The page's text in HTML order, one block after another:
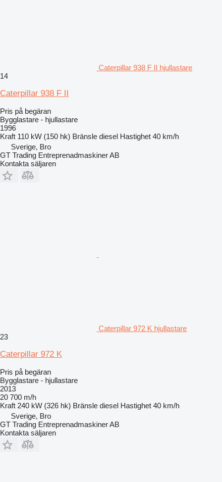
Caterpillar 938 F II hjullastare
14
Caterpillar 938 F II
Pris på begäran
Bygglastare - hjullastare
1996
Kraft 110 kW (150 hk) Bränsle diesel Hastighet 40 km/h
Sverige, Bro
GT Trading Entreprenadmaskiner AB
Kontakta säljaren
Caterpillar 972 K hjullastare
23
Caterpillar 972 K
Pris på begäran
Bygglastare - hjullastare
2013
20 700 m/h
Kraft 240 kW (326 hk) Bränsle diesel Hastighet 40 km/h
Sverige, Bro
GT Trading Entreprenadmaskiner AB
Kontakta säljaren